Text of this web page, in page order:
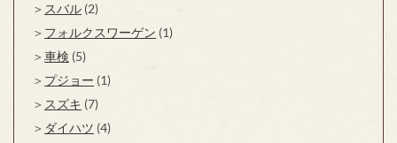
スバル (2)
フォルクスワーゲン (1)
車検 (5)
プジョー (1)
スズキ (7)
ダイハツ (4)